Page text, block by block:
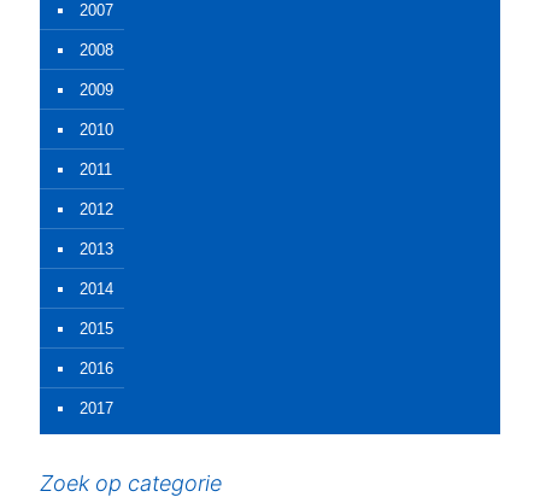
2007
2008
2009
2010
2011
2012
2013
2014
2015
2016
2017
Zoek op categorie